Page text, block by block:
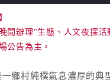
間辦理"生態、人文夜探活
公告為主。
一鄉村純樸氣息濃厚的典